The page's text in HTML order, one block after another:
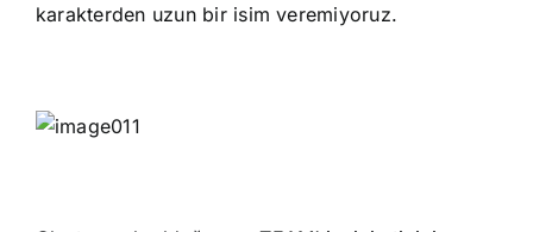
karakterden uzun bir isim veremiyoruz.